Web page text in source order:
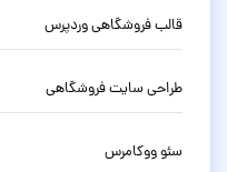
قالب فروشگاهی وردپرس
طراحی سایت فروشگاهی
سئو ووکامرس